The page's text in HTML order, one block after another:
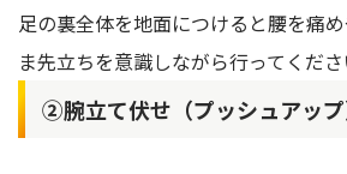
足の裏全体を地面につけると腰を痛
ま先立ちを意識しながら行ってくださ
②腕立て伏せ（プッシュアップ